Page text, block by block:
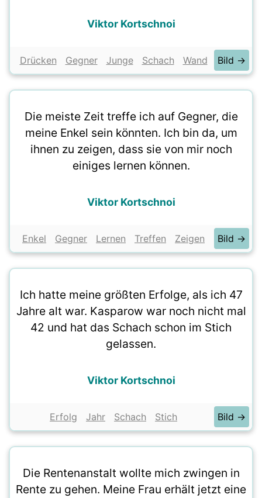
Viktor Kortschnoi
Drücken Gegner Junge Schach Wand Bild →
Die meiste Zeit treffe ich auf Gegner, die
meine Enkel sein könnten. Ich bin da, um
ihnen zu zeigen, dass sie von mir noch
einiges lernen können.
Viktor Kortschnoi
Enkel Gegner Lernen Treffen Zeigen Bild →
Ich hatte meine größten Erfolge, als ich 47
Jahre alt war. Kasparow war noch nicht mal
42 und hat das Schach schon im Stich
gelassen.
Viktor Kortschnoi
Erfolg Jahr Schach Stich Bild →
Die Rentenanstalt wollte mich zwingen in
Rente zu gehen. Meine Frau erhält jetzt eine